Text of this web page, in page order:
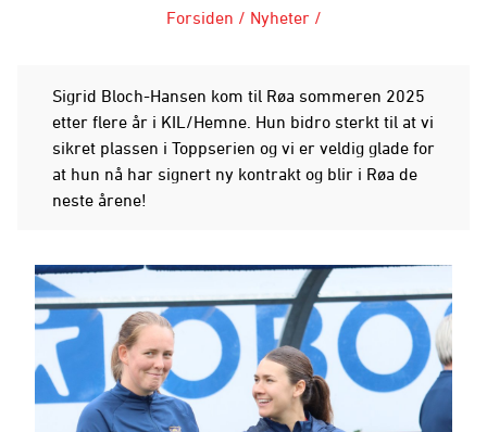
Forsiden / Nyheter /
Sigrid Bloch-Hansen kom til Røa sommeren 2025
etter flere år i KIL/Hemne. Hun bidro sterkt til at vi
sikret plassen i Toppserien og vi er veldig glade for
at hun nå har signert ny kontrakt og blir i Røa de
neste årene!